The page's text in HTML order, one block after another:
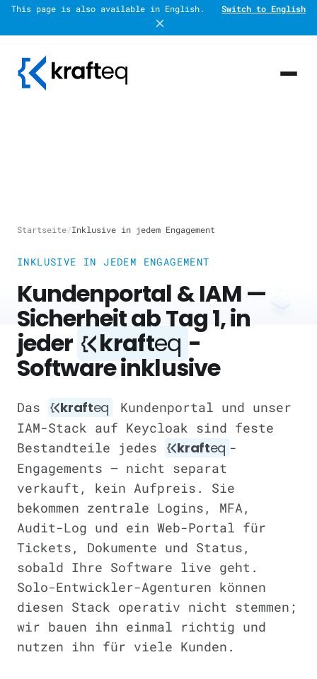
This page is also available in English. Switch to English
Startseite/Inklusive in jedem Engagement
INKLUSIVE IN JEDEM ENGAGEMENT
Kundenportal & IAM —
Sicherheit ab Tag 1, in
jeder krafteq -
Software inklusive
Das krafteq
Kundenportal und unser
IAM-Stack auf Keycloak sind feste
Bestandteile jedes
krafteq -
Engagements — nicht separat
verkauft, kein Aufpreis. Sie
bekommen zentrale Logins, MFA,
Audit-Log und ein Web-Portal für
Tickets, Dokumente und Status,
sobald Ihre Software live geht.
Solo-Entwickler-Agenturen können
diesen Stack operativ nicht stemmen;
wir bauen ihn einmal richtig und
nutzen ihn für viele Kunden.